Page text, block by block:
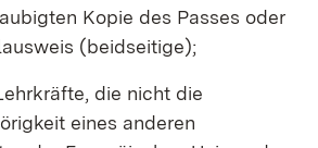
Kopie des Passes oder
(beidseitige);
die nicht die
eines anderen